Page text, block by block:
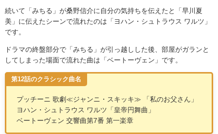
続いて「みちる」が桑野信介に自分の気持ちを伝えたと「早川夏
美」に伝えたシーンで流れたのは「ヨハン・シュトラウス ワルツ」
です。
ドラマの終盤部分で「みちる」が引っ越しした後、部屋がガランと
してしまった場面で流れた曲は「ベートーヴェン」です。
第12話のクラシック曲名
プッチーニ 歌劇 ≪ジャンニ・スキッキ≫
「私のお父さん」
ヨハン・シュトラウス ワルツ「皇帝円舞曲」
ベートーヴェン 交響曲第7番 第一楽章